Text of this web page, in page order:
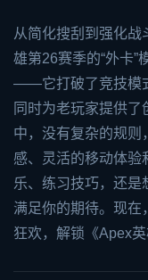
从简化搜刮到强化
雄第26赛季的“外卡”
——它打破了竞技模
同时为老玩家提供
中，没有复杂的规则
感、灵活的移动体验
乐、练习技巧，还是
满足你的期待。现在
狂欢，解锁《Apex